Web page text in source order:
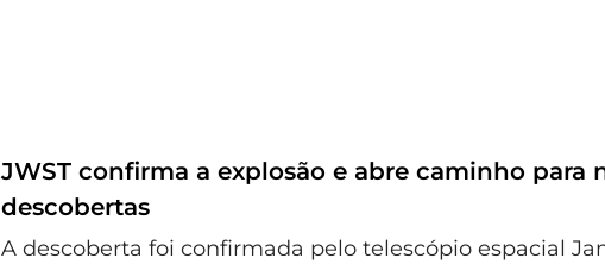
JWST confirma a explosão e abre caminho para
descobertas
A descoberta foi confirmada pelo telescópio espacial